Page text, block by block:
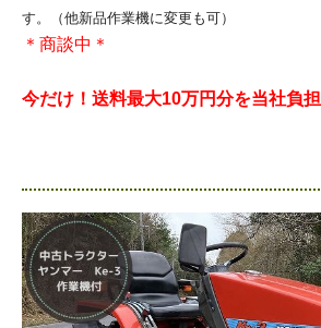
す。（他新品作業機に変更も可）
＊商談中＊
今だけ！送料最大10万円分を当社負担